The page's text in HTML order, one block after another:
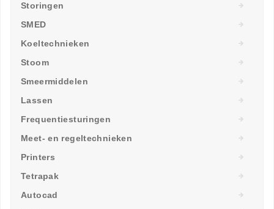
Storingen
SMED
Koeltechnieken
Stoom
Smeermiddelen
Lassen
Frequentiesturingen
Meet- en regeltechnieken
Printers
Tetrapak
Autocad